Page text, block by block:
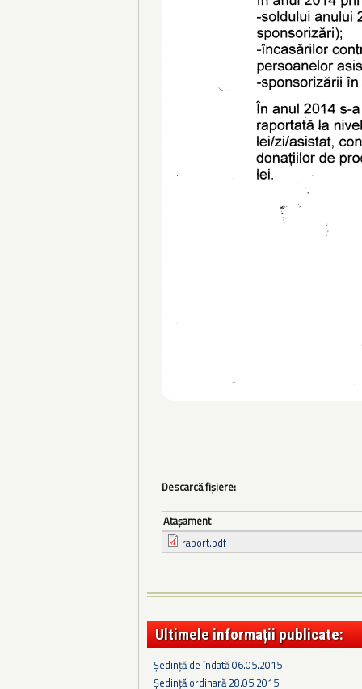
Descarcă fișiere:
Ataşament
raport.pdf
Ultimele informații publicate:
Ședință de îndată 06.05.2015
Ședință ordinară 28.05.2015